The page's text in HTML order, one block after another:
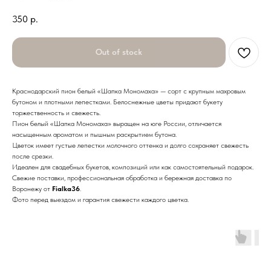
350 р.
Out of stock
Краснодарский пион белый «Шапка Мономаха» — сорт с крупным махровым
бутоном и плотными лепестками. Белоснежные цветы придают букету
торжественность и свежесть.
Пион белый «Шапка Мономаха» выращен на юге России, отличается
насыщенным ароматом и пышным раскрытием бутона.
Цветок имеет густые лепестки молочного оттенка и долго сохраняет свежесть
после срезки.
Идеален для свадебных букетов, композиций или как самостоятельный подарок.
Свежие поставки, профессиональная обработка и бережная доставка по
Воронежу от Fialka36.
Фото перед выездом и гарантия свежести каждого цветка.